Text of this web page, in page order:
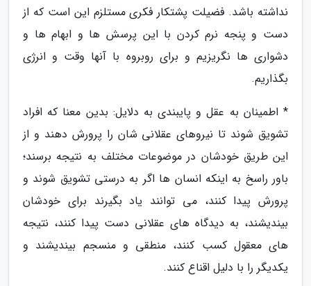
نداشته باشد. فضیلت پشتکار فکری مستلزم این است که از
دست و پنجه نرم کردن با این پرسش ها و ابهام ها و
دشواری ها نگریزیم و برای روبروه با آنها وقت و انرژی
بگذاریم.
* اطمینان به عقل و پایبندی به دلایل: بدین معنا که افراد
تشویق شوند تا نیروهای عقلانی شان را پرورش دهند و از
این طریق خودشان در موضوعات مختلف به نتیجه برسند؛
باور راسخ به اینکه انسان ها اگر به درستی تشویق شوند و
پرورش پیدا کنند، می توانند یاد بگیرند برای خودشان
بیندیشند، به دیدگاه های عقلانی دست پیدا کنند، نتیجه
های معقول کسب کنند، منطقی و منسجم بیندیشند و
یکدیگر را با دلیل اقناع کنند.